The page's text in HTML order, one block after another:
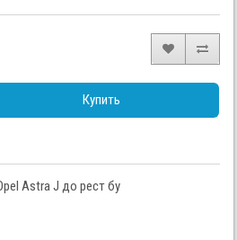
Купить
Astra J до рест бу